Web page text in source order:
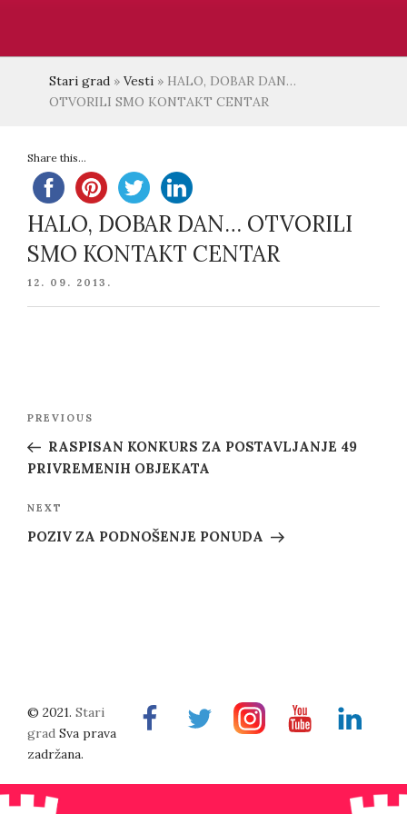
Stari grad » Vesti » HALO, DOBAR DAN…
OTVORILI SMO KONTAKT CENTAR
Share this...
HALO, DOBAR DAN… OTVORILI
SMO KONTAKT CENTAR
POSTED
12. 09. 2013.
Previous
Post
PREVIOUS
RASPISAN KONKURS ZA POSTAVLJANJE 49
PRIVREMENIH OBJEKATA
Next
Post
NEXT
POZIV ZA PODNOŠENJE PONUDA
FacebookTwitterInstragramYoutubeLinkedin
© 2021. Stari
grad Sva prava
zadržana.